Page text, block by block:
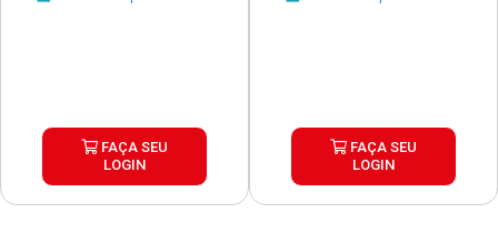
FAÇA SEU
LOGIN
FAÇA SEU
LOGIN